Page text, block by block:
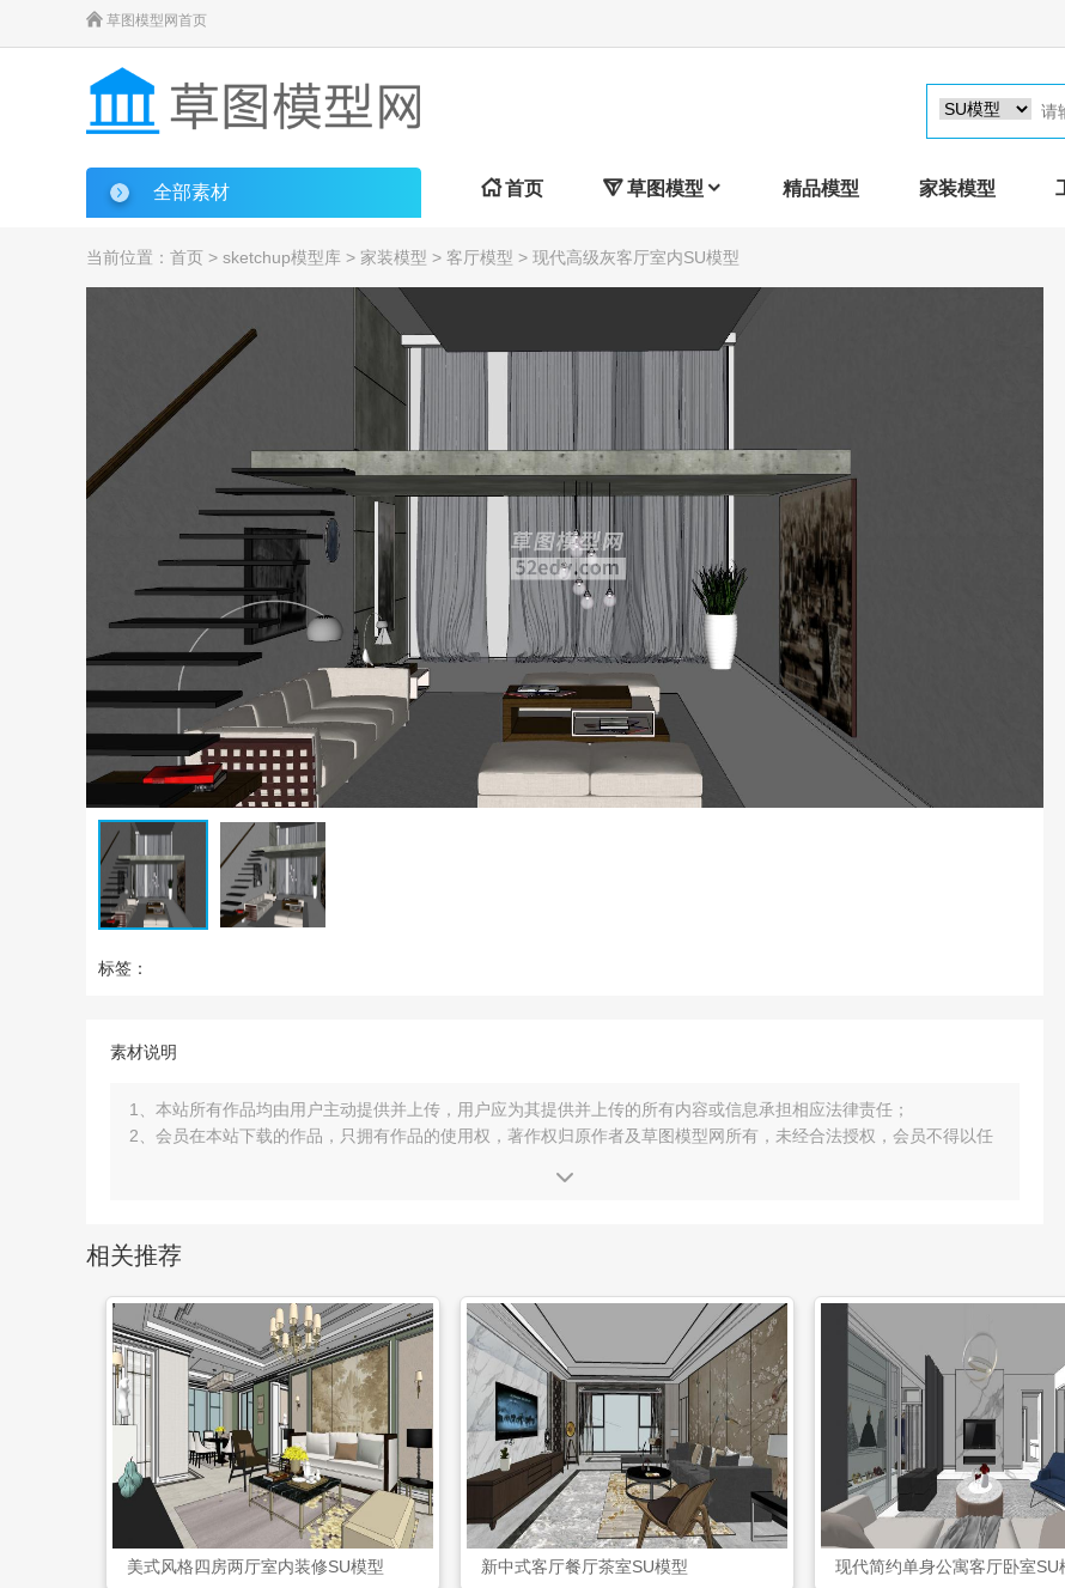
 草图模型网首页
全部素材 首页 草图模型  精品模型 家装模型
当前位置： 首页 > sketchup模型库 > 家装模型 > 客厅模型 > 现代高级灰客厅室内SU模型
标签：
素材说明
1、本站所有作品均由用户主动提供并上传，用户应为其提供并上传的所有内容或信息承担相应法律责任；
2、会员在本站下载的作品，只拥有作品的使用权，著作权归原作者及草图模型网所有，未经合法授权，会员不得以任
相关推荐
美式风格四房两厅室内装修SU模型 新中式客厅餐厅茶室SU模型 现代简约单身公寓客厅卧室SU